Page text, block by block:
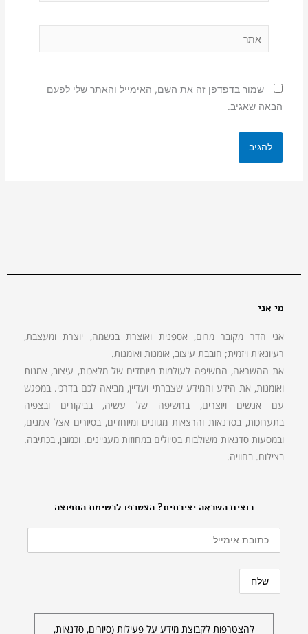
שמור בדפדפן זה את השם, האימייל והאתר שלי לפעם
הבאה שאגיב.
רוצים השראה יצירתית? הצטרפו לרשימת התפוצה
להצטרפות לקבוצת מידע על פעילות (סיורים, סדנאות,
מי אני
אני הדר מקובר מרום, אספנית ואוצרת בנשמה, יוצרת ומעצבת,
רעיונאית ויזמית; חובבת עיצוב, אוּמנות ואוֹמנות.
את ההשראה, החשיפה לעולמות מיוחדים של מלאכות, עיצוב, אמנות
ואומנות, את הידע והמידע שצברתי ועדיין, מביאה לכם בדרכי. במפגש
עם אנשים ויוצרים, בחשיפה של עשיה, בביקורים ובצפיה
בתערוכות, בסדנאות והרצאות מגוונים ומיוחדים, בסיורים אצל אמנים,
ובמסעות סדנאות משולבות בטיולים במחוזות מעניינים. וכמובן, בכתיבה.
בצילום. בחוויה.